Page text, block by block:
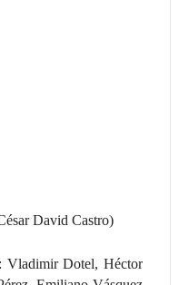
David Castro)
Vladimir Dotel, Héctor